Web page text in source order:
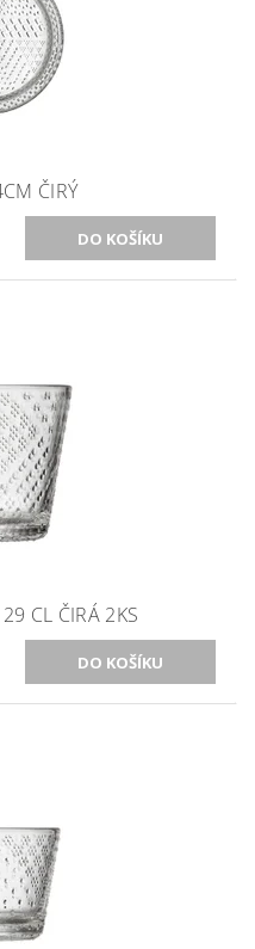
ČIRÝ
CL ČIRÁ 2KS